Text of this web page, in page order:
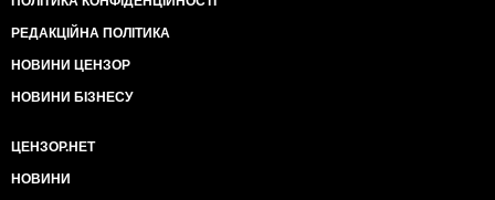
РЕДАКЦІЙНА ПОЛІТИКА
НОВИНИ ЦЕНЗОР
НОВИНИ БІЗНЕСУ
ЦЕНЗОР.НЕТ
НОВИНИ